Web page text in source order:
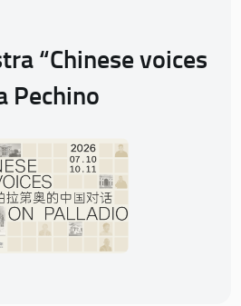
“Chinese voices
Pechino